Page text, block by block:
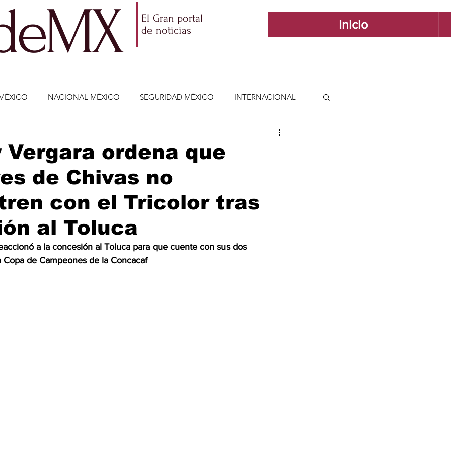
El Gran portal
de noticias
Inicio
NACIONAL MÉXICO SEGURIDAD MÉXICO INTERNACIONAL
ECONOMÍA INTERNACIONAL
CIENCIA Y TECNOLOGÍA ENTRETENIMIENTO
POLÍTICA COAHUILA23-MANOLO JIMÉNEZ SALINAS
Vergara ordena que
de Chivas no
con el Tricolor tras
al Toluca
a la concesión al Toluca para que cuente con sus dos
de Campeones de la Concacaf